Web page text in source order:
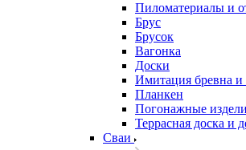
Пиломатериалы и
Брус
Брусок
Вагонка
Доски
Имитация бревна и
Планкен
Погонажные
Террасная доска и
Сваи